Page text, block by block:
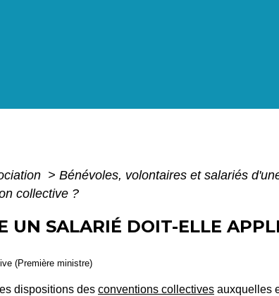
> Bénévoles, volontaires et salariés
collective ?
UN SALARIÉ DOIT-ELLE
(Première ministre)
dispositions des conventions collectives auxquelles